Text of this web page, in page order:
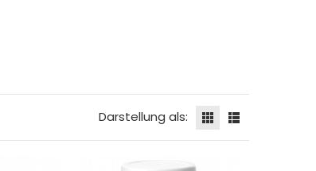
Darstellung als: